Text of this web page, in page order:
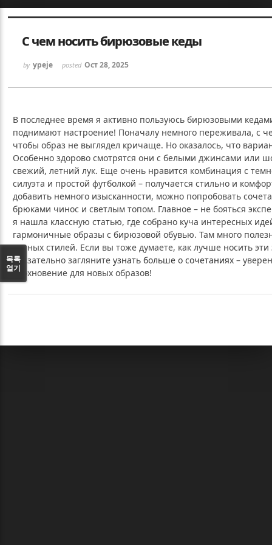
С чем носить бирюзовые кеды
by ypeje posted Oct 28, 2025
В последнее время я активно пользуюсь бирюзовыми
поднимают настроение! Поначалу немного переживала, с
чтобы образ не выглядел кричаще. Но оказалось, что
Особенно здорово смотрятся они с белыми джинсами или
свежий, летний лук. Еще очень нравится комбинация с
силуэта и простой футболкой – получается стильно и
добавить немного изысканности, можно попробовать
брюками чинос и светлым топом. Главное – не бояться
я нашла классную статью, где собрано куча интересных
гармоничные образы с бирюзовой обувью. Там много
разных стилей. Если вы тоже думаете, как лучше носить
обязательно заглянитеузнать больше о сочетаниях –
вдохновение для новых образов!
목록
열기
Sketchbook5, 스케치북5
Sketchbook5, 스케치북5
Sketchbook5, 스케치북5
Sketchbook5, 스케치북5